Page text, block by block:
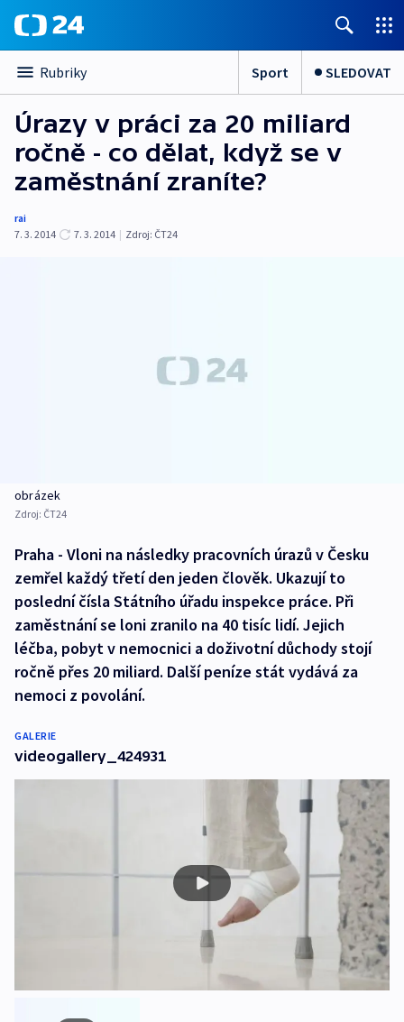
Rubriky Sport SLEDOVAT
Úrazy v práci za 20 miliard
ročně - co dělat, když se v
zaměstnání zraníte?
rai
7. 3. 2014
7. 3. 2014 | Zdroj: ČT24
obrázek
Zdroj: ČT24
Praha - Vloni na následky pracovních úrazů v Česku
zemřel každý třetí den jeden člověk. Ukazují to
poslední čísla Státního úřadu inspekce práce. Při
zaměstnání se loni zranilo na 40 tisíc lidí. Jejich
léčba, pobyt v nemocnici a doživotní důchody stojí
ročně přes 20 miliard. Další peníze stát vydává za
nemoci z povolání.
GALERIE
videogallery_424931